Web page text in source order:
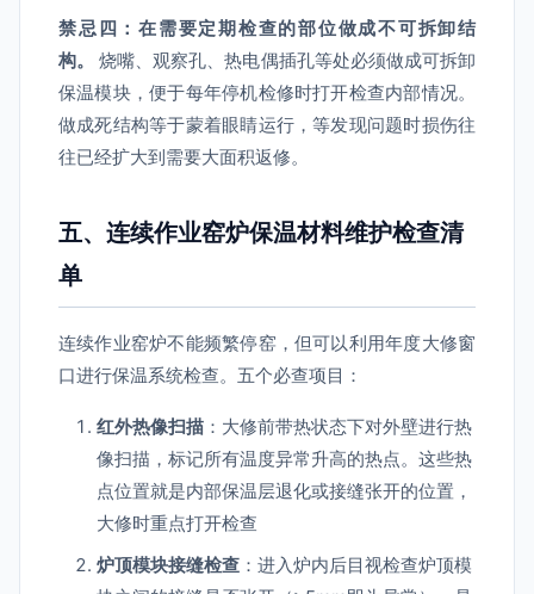
禁忌四：在需要定期检查的部位做成不可拆卸结
构。
烧嘴、观察孔、热电偶插孔等处必须做成可拆卸
保温模块，便于每年停机检修时打开检查内部情况。
做成死结构等于蒙着眼睛运行，等发现问题时损伤往
往已经扩大到需要大面积返修。
五、连续作业窑炉保温材料维护检查清
单
连续作业窑炉不能频繁停窑，但可以利用年度大修窗
口进行保温系统检查。五个必查项目：
红外热像扫描 ：大修前带热状态下对外壁进行热
像扫描，标记所有温度异常升高的热点。这些热
点位置就是内部保温层退化或接缝张开的位置，
大修时重点打开检查
炉顶模块接缝检查 ：进入炉内后目视检查炉顶模